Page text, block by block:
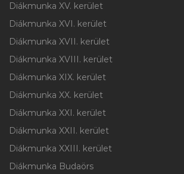
Diákmunka XV. kerület
Diákmunka XVI. kerület
Diákmunka XVII. kerület
Diákmunka XVIII. kerület
Diákmunka XIX. kerület
Diákmunka XX. kerület
Diákmunka XXI. kerület
Diákmunka XXII. kerület
Diákmunka XXIII. kerület
Diákmunka Budaörs